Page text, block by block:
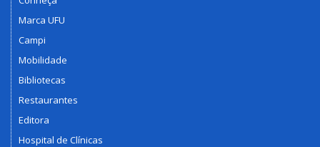
Marca UFU
Campi
Mobilidade
Bibliotecas
Restaurantes
Editora
Hospital de Clínicas